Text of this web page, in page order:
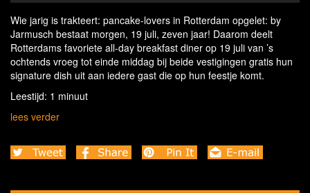
Wie jarig is trakteert: pancake-lovers in Rotterdam opgelet: by
Jarmusch bestaat morgen, 19 juli, zeven jaar! Daarom deelt
Rotterdams favoriete all-day breakfast diner op 19 juli van ’s
ochtends vroeg tot einde middag bij beide vestigingen gratis hun
signature dish uit aan iedere gast die op hun feestje komt.
Leestijd: 1 minuut
lees verder